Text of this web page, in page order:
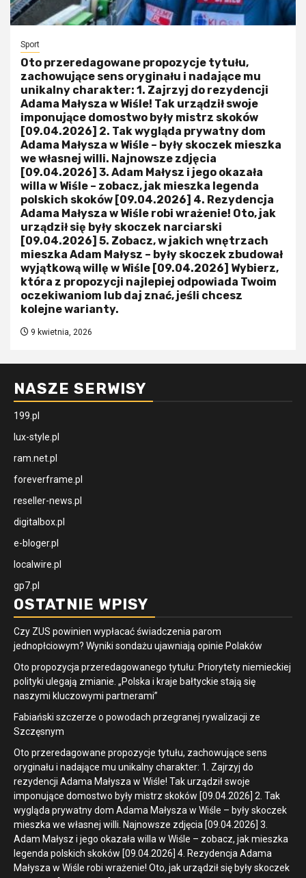
Sport
Oto przeredagowane propozycje tytułu,
zachowujące sens oryginału i nadające mu
unikalny charakter: 1. Zajrzyj do rezydencji
Adama Małysza w Wiśle! Tak urządził swoje
imponujące domostwo były mistrz skoków
[09.04.2026] 2. Tak wygląda prywatny dom
Adama Małysza w Wiśle – były skoczek mieszka
we własnej willi. Najnowsze zdjęcia
[09.04.2026] 3. Adam Małysz i jego okazała
willa w Wiśle – zobacz, jak mieszka legenda
polskich skoków [09.04.2026] 4. Rezydencja
Adama Małysza w Wiśle robi wrażenie! Oto, jak
urządził się były skoczek narciarski
[09.04.2026] 5. Zobacz, w jakich wnętrzach
mieszka Adam Małysz – były skoczek zbudował
wyjątkową willę w Wiśle [09.04.2026] Wybierz,
która z propozycji najlepiej odpowiada Twoim
oczekiwaniom lub daj znać, jeśli chcesz
kolejne warianty.
9 kwietnia, 2026
NASZE SERWISY
199.pl
lux-style.pl
ram.net.pl
foreverframe.pl
reseller-news.pl
digitalbox.pl
e-bloger.pl
localwire.pl
gp7.pl
OSTATNIE WPISY
Czy ZUS powinien wypłacać świadczenia parom
jednopłciowym? Wyniki sondażu ujawniają opinie Polaków
Oto propozycja przeredagowanego tytułu: Priorytety niemieckiej
polityki ulegają zmianie. „Polska i kraje bałtyckie stają się
naszymi kluczowymi partnerami”
Fabiański szczerze o powodach przegranej rywalizacji ze
Szczęsnym
Oto przeredagowane propozycje tytułu, zachowujące sens
oryginału i nadające mu unikalny charakter: 1. Zajrzyj do
rezydencji Adama Małysza w Wiśle! Tak urządził swoje
imponujące domostwo były mistrz skoków [09.04.2026] 2. Tak
wygląda prywatny dom Adama Małysza w Wiśle – były skoczek
mieszka we własnej willi. Najnowsze zdjęcia [09.04.2026] 3.
Adam Małysz i jego okazała willa w Wiśle – zobacz, jak mieszka
legenda polskich skoków [09.04.2026] 4. Rezydencja Adama
Małysza w Wiśle robi wrażenie! Oto, jak urządził się były skoczek